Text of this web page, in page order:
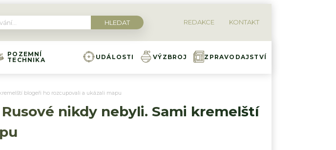
REDAKCE KONTAKT
POZEMNÍ
TECHNIKA
UDÁLOSTI VÝZBROJ ZPRAVODAJSTVÍ
blogeři ho rozcupovali a ukázali mapu
nikdy nebyli. Sami kremelští